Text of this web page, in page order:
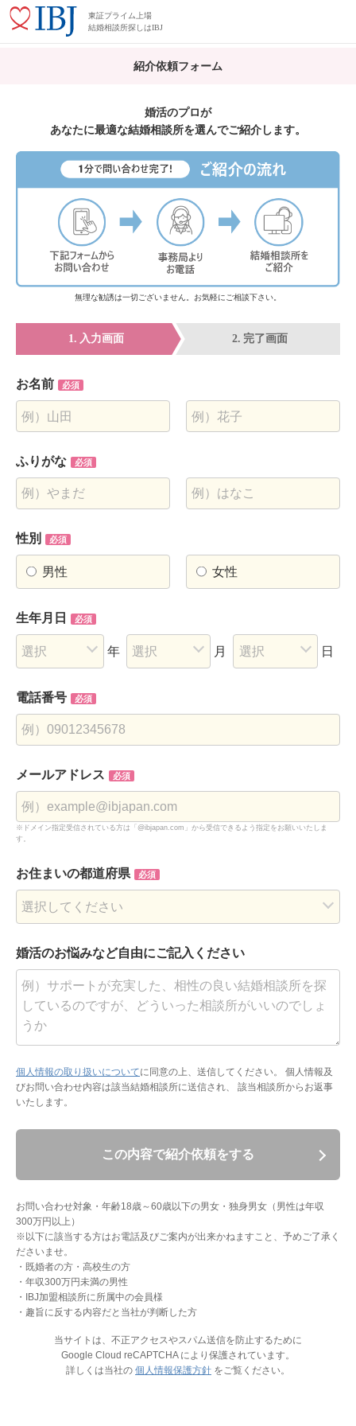
東証プライム上場
結婚相談所探しはIBJ
紹介依頼フォーム
婚活のプロが
あなたに最適な結婚相談所を選んでご紹介します。
無理な勧誘は一切ございません。お気軽にご相談下さい。
入力画面 完了画面
お名前 必須
ふりがな 必須
性別 必須
男性 女性
生年月日 必須
年 月 日
電話番号 必須
メールアドレス 必須
※ドメイン指定受信されている方は「@ibjapan.com」から受信できるよう指定をお願いいたしま
す。
お住まいの都道府県 必須
婚活のお悩みなど自由にご記入ください
個人情報の取り扱いについてに同意の上、送信してください。
個人情報及
びお問い合わせ内容は該当結婚相談所に送信され、 該当相談所からお返事
いたします。
この内容で紹介依頼をする
お問い合わせ対象・年齢18歳～60歳以下の男女・独身男女（男性は年収
300万円以上）
※以下に該当する方はお電話及びご案内が出来かねますこと、予めご了承く
ださいませ。
・既婚者の方・高校生の方
・年収300万円未満の男性
・IBJ加盟相談所に所属中の会員様
・趣旨に反する内容だと当社が判断した方
当サイトは、不正アクセスやスパム送信を防止するために
Google Cloud reCAPTCHA により保護されています。
詳しくは当社の 個人情報保護方針 をご覧ください。